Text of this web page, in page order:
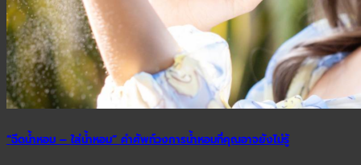
“ฉีดน้ำหอม – ใส่น้ำหอม” คำศัพท์วงการน้ำหอมที่คุณอาจยังไม่รู้